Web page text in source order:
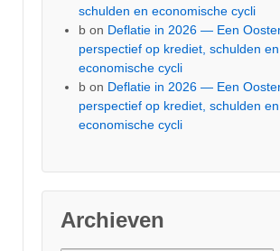
schulden en economische cycli
b on Deflatie in 2026 — Een
perspectief op krediet, schulden en
economische cycli
b on Deflatie in 2026 — Een
perspectief op krediet, schulden en
economische cycli
Archieven